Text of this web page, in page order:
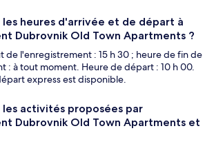
les heures d'arrivée et de départ à
Dubrovnik Old Town Apartments ?
de l'enregistrement : 15 h 30 ; heure de fin de
: à tout moment. Heure de départ : 10 h 00.
express est disponible.
les activités proposées par
Dubrovnik Old Town Apartments et